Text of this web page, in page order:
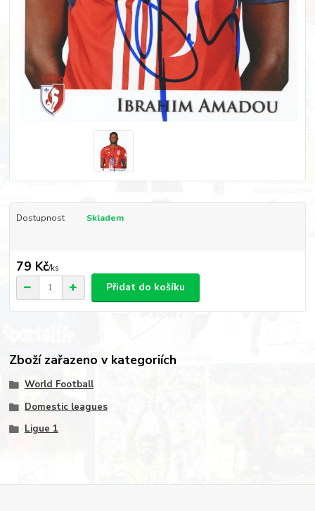
Dostupnost Skladem
79 Kč/ks
Přidat do košíku
Zboží zařazeno v kategoriích
World Football
Domestic leagues
Ligue 1